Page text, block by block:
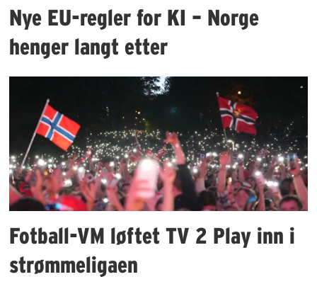
Nye EU-regler for KI – Norge
henger langt etter
Fotball-VM løftet TV 2 Play inn i
strømmeligaen